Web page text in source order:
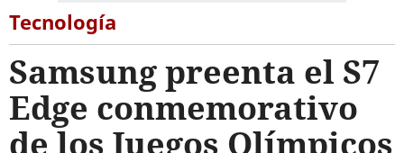
Tecnología
Samsung preenta el S7
Edge conmemorativo
de los Juegos Olímpicos